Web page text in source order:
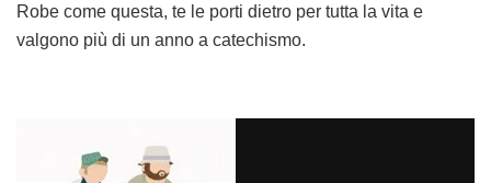
Robe come questa, te le porti dietro per tutta la vita e
valgono più di un anno a catechismo.